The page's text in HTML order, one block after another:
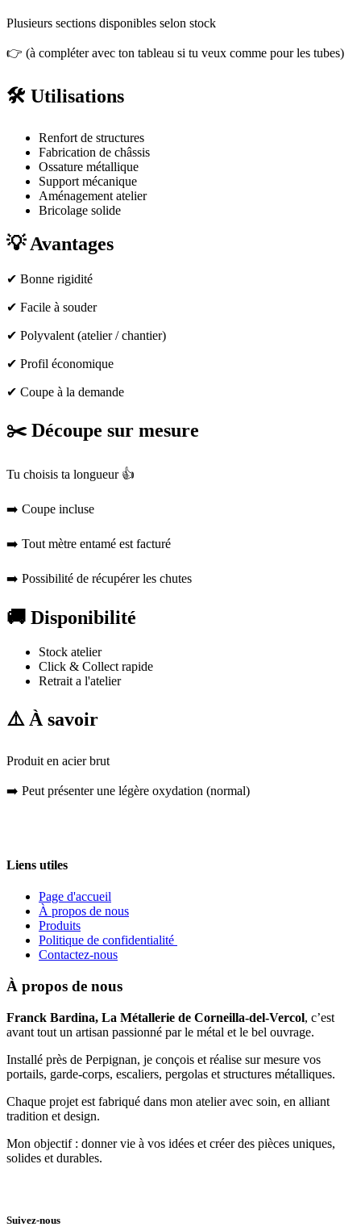
Plusieurs sections disponibles selon stock
👉 (à compléter avec ton tableau si tu veux comme pour les tubes)
🛠️ Utilisations
Renfort de structures
Fabrication de châssis
Ossature métallique
Support mécanique
Aménagement atelier
Bricolage solide
💡Avantages
✔ Bonne rigidité
✔ Facile à souder
✔ Polyvalent (atelier / chantier)
✔ Profil économique
✔ Coupe à la demande
✂️Découpe sur mesure
Tu choisis ta longueur 👍
➡️ Coupe incluse
➡️ Tout mètre entamé est facturé
➡️ Possibilité de récupérer les chutes
🚚 Disponibilité
Stock atelier
Click & Collect rapide
Retrait a l'atelier
⚠️ À savoir
Produit en acier brut
➡️ Peut présenter une légère oxydation (normal)
Liens utiles
Page d'accueil
À propos de nous
Produits
Politique de confidentialité
Contactez-nous
À propos de nous
Franck Bardina, La Métallerie de Corneilla-del-Vercol, c’est
avant tout un artisan passionné par le métal et le bel ouvrage.
Installé près de Perpignan, je conçois et réalise sur mesure vos
portails, garde-corps, escaliers, pergolas et structures métalliques.
Chaque projet est fabriqué dans mon atelier avec soin, en alliant
tradition et design.
Mon objectif : donner vie à vos idées et créer des pièces uniques,
solides et durables.
Suivez-nous